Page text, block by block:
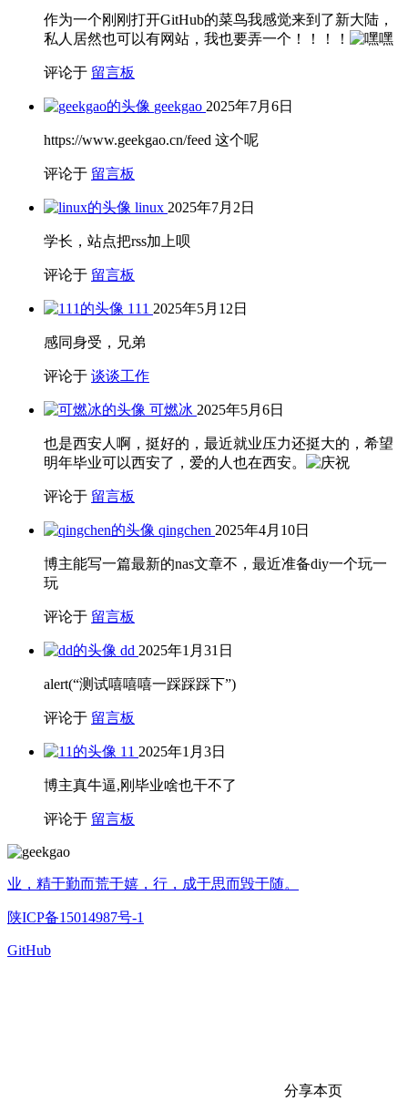
作为一个刚刚打开GitHub的菜鸟我感觉来到了新大陆，
私人居然也可以有网站，我也要弄一个！！！！
评论于 留言板
geekgao 2025年7月6日
https://www.geekgao.cn/feed 这个呢
评论于 留言板
linux 2025年7月2日
学长，站点把rss加上呗
评论于 留言板
111 2025年5月12日
感同身受，兄弟
评论于 谈谈工作
可燃冰 2025年5月6日
也是西安人啊，挺好的，最近就业压力还挺大的，希望
明年毕业可以西安了，爱的人也在西安。
评论于 留言板
qingchen 2025年4月10日
博主能写一篇最新的nas文章不，最近准备diy一个玩一
玩
评论于 留言板
dd 2025年1月31日
alert(“测试嘻嘻嘻一踩踩踩下”)
评论于 留言板
11 2025年1月3日
博主真牛逼,刚毕业啥也干不了
评论于 留言板
业，精于勤而荒于嬉，行，成于思而毁于随。
陕ICP备15014987号-1
GitHub
分享本页